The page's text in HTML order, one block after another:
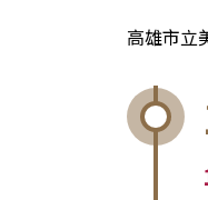
高雄市立